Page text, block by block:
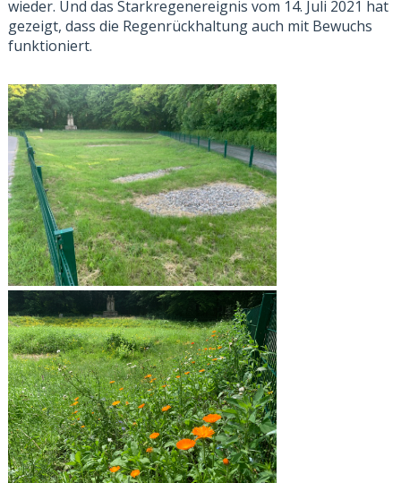
wieder. Und das Starkregenereignis vom 14. Juli 2021 hat
gezeigt, dass die Regenrückhaltung auch mit Bewuchs
funktioniert.